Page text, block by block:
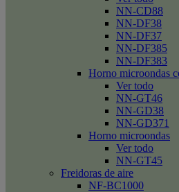
NN-CD88
NN-DF38
NN-DF37
NN-DF385
NN-DF383
Horno microondas
Ver todo
NN-GT46
NN-GD38
NN-GD371
Horno microondas
Ver todo
NN-GT45
Freidoras de aire
NF-BC1000